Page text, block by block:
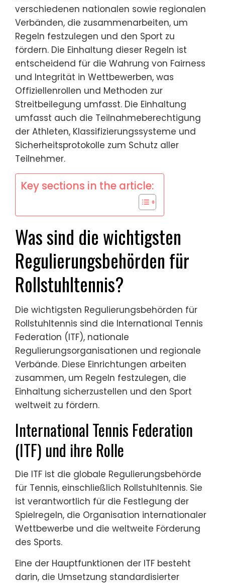
verschiedenen nationalen sowie regionalen
Verbänden, die zusammenarbeiten, um
Regeln festzulegen und den Sport zu
fördern. Die Einhaltung dieser Regeln ist
entscheidend für die Wahrung von Fairness
und Integrität in Wettbewerben, was
Offiziellenrollen und Methoden zur
Streitbeilegung umfasst. Die Einhaltung
umfasst auch die Teilnahmeberechtigung
der Athleten, Klassifizierungssysteme und
Sicherheitsprotokolle zum Schutz aller
Teilnehmer.
Key sections in the article:
Was sind die wichtigsten
Regulierungsbehörden für
Rollstuhltennis?
Die wichtigsten Regulierungsbehörden für
Rollstuhltennis sind die International Tennis
Federation (ITF), nationale
Regulierungsorganisationen und regionale
Verbände. Diese Einrichtungen arbeiten
zusammen, um Regeln festzulegen, die
Einhaltung sicherzustellen und den Sport
weltweit zu fördern.
International Tennis Federation
(ITF) und ihre Rolle
Die ITF ist die globale Regulierungsbehörde
für Tennis, einschließlich Rollstuhltennis. Sie
ist verantwortlich für die Festlegung der
Spielregeln, die Organisation internationaler
Wettbewerbe und die weltweite Förderung
des Sports.
Eine der Hauptfunktionen der ITF besteht
darin, die Umsetzung standardisierter